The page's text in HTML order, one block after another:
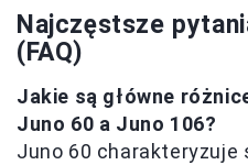
Najczęstsze
(FAQ)
Jakie są główne
Juno 60 a Juno 106?
Juno 60 charakteryzuje